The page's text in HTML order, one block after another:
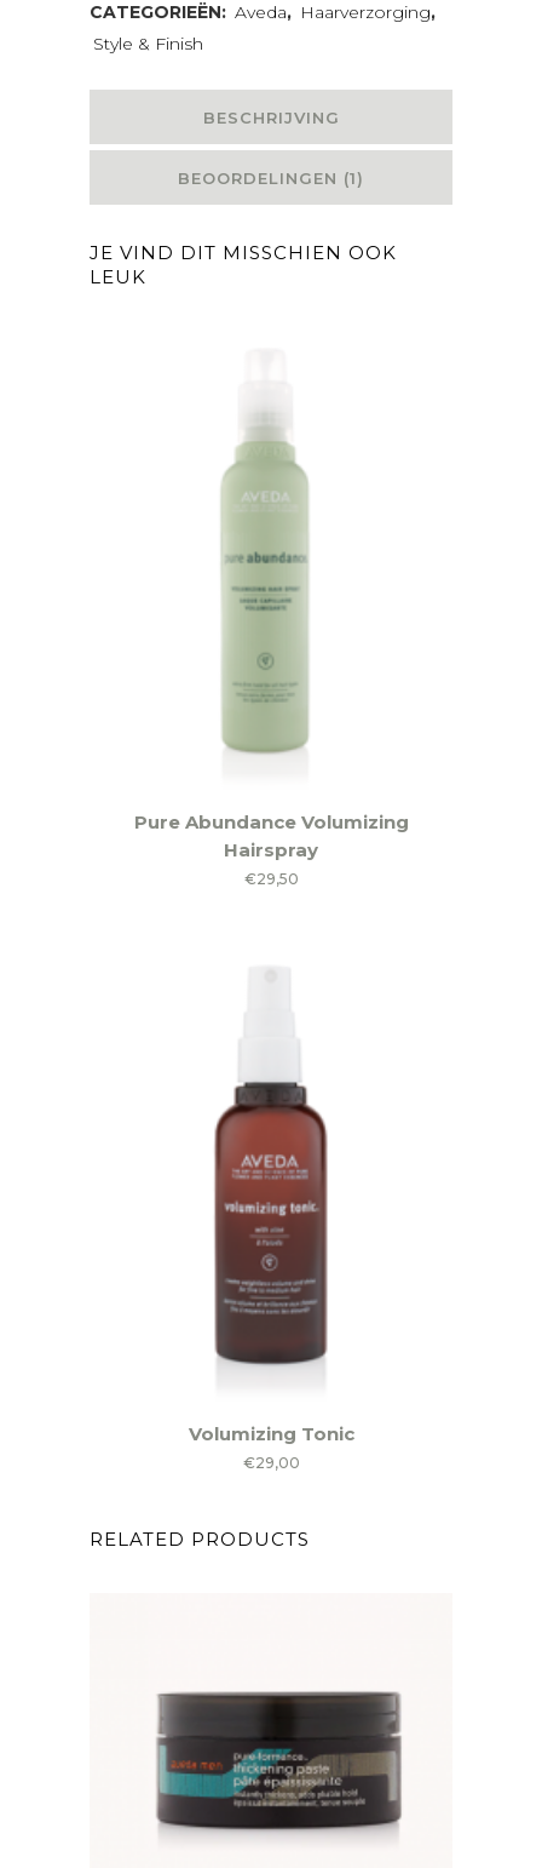
waardering
CATEGORIEËN: Aveda, Haarverzorging,
Style & Finish
BESCHRIJVING
BEOORDELINGEN (1)
JE VIND DIT MISSCHIEN OOK
LEUK
Pure Abundance Volumizing
Hairspray
€29,50
Volumizing Tonic
€29,00
RELATED PRODUCTS